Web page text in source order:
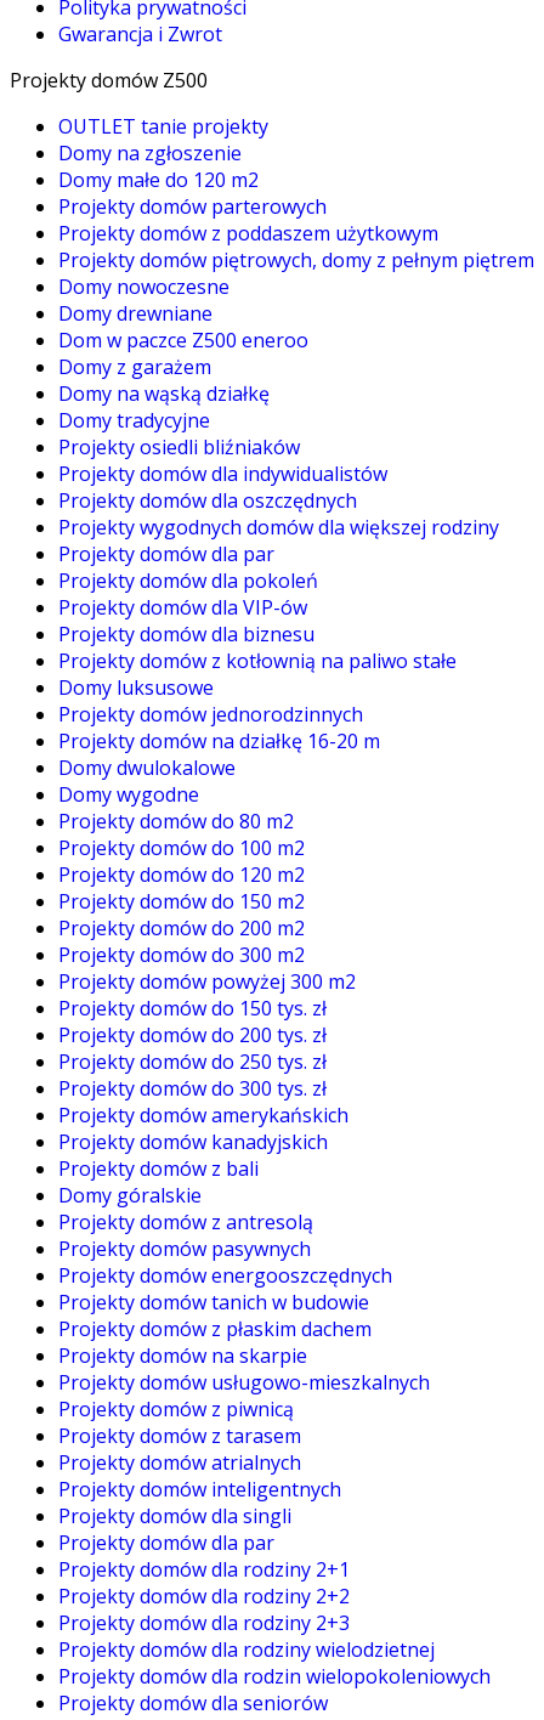
Polityka prywatności
Gwarancja i Zwrot
Projekty domów Z500
OUTLET tanie projekty
Domy na zgłoszenie
Domy małe do 120 m2
Projekty domów parterowych
Projekty domów z poddaszem użytkowym
Projekty domów piętrowych, domy z pełnym piętrem
Domy nowoczesne
Domy drewniane
Dom w paczce Z500 eneroo
Domy z garażem
Domy na wąską działkę
Domy tradycyjne
Projekty osiedli bliźniaków
Projekty domów dla indywidualistów
Projekty domów dla oszczędnych
Projekty wygodnych domów dla większej rodziny
Projekty domów dla par
Projekty domów dla pokoleń
Projekty domów dla VIP-ów
Projekty domów dla biznesu
Projekty domów z kotłownią na paliwo stałe
Domy luksusowe
Projekty domów jednorodzinnych
Projekty domów na działkę 16-20 m
Domy dwulokalowe
Domy wygodne
Projekty domów do 80 m2
Projekty domów do 100 m2
Projekty domów do 120 m2
Projekty domów do 150 m2
Projekty domów do 200 m2
Projekty domów do 300 m2
Projekty domów powyżej 300 m2
Projekty domów do 150 tys. zł
Projekty domów do 200 tys. zł
Projekty domów do 250 tys. zł
Projekty domów do 300 tys. zł
Projekty domów amerykańskich
Projekty domów kanadyjskich
Projekty domów z bali
Domy góralskie
Projekty domów z antresolą
Projekty domów pasywnych
Projekty domów energooszczędnych
Projekty domów tanich w budowie
Projekty domów z płaskim dachem
Projekty domów na skarpie
Projekty domów usługowo-mieszkalnych
Projekty domów z piwnicą
Projekty domów z tarasem
Projekty domów atrialnych
Projekty domów inteligentnych
Projekty domów dla singli
Projekty domów dla par
Projekty domów dla rodziny 2+1
Projekty domów dla rodziny 2+2
Projekty domów dla rodziny 2+3
Projekty domów dla rodziny wielodzietnej
Projekty domów dla rodzin wielopokoleniowych
Projekty domów dla seniorów